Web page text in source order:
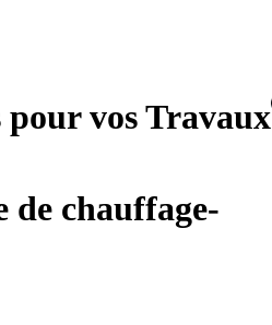
vos Travaux
de chauffage-